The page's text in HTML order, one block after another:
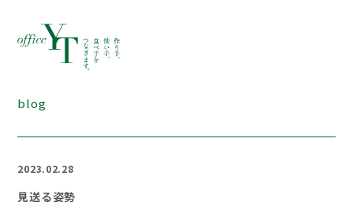
blog
2023.02.28
見送る姿勢